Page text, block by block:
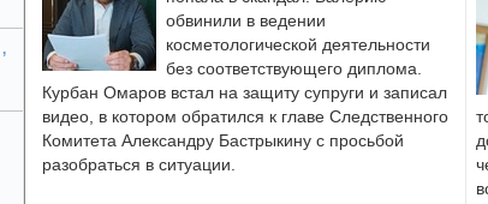
,
обвинили в ведении
косметологической деятельности
без соответствующего диплома.
Курбан Омаров встал на защиту супруги и записал
видео, в котором обратился к главе Следственного
Комитета Александру Бастрыкину с просьбой
разобраться в ситуации.